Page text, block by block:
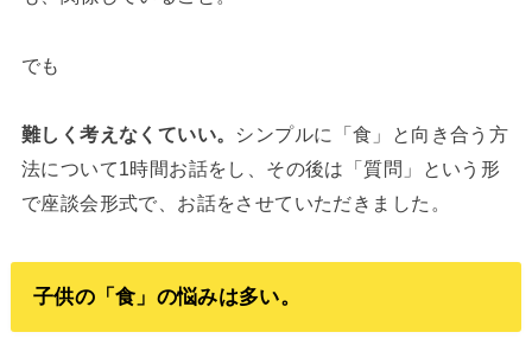
でも
難しく考えなくていい。 シンプルに「食」と向き合う方
法について1時間お話をし、その後は「質問」という形
で座談会形式で、お話をさせていただきました。
子供の「食」の悩みは多い。